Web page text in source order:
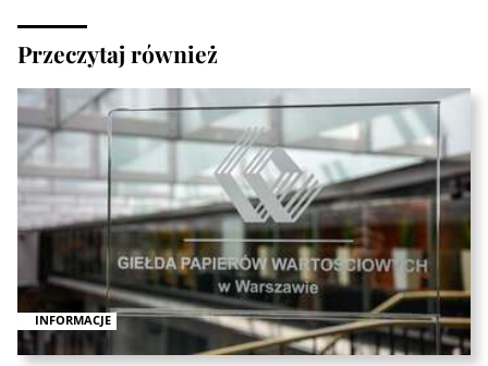
Przeczytaj również
INFORMACJE